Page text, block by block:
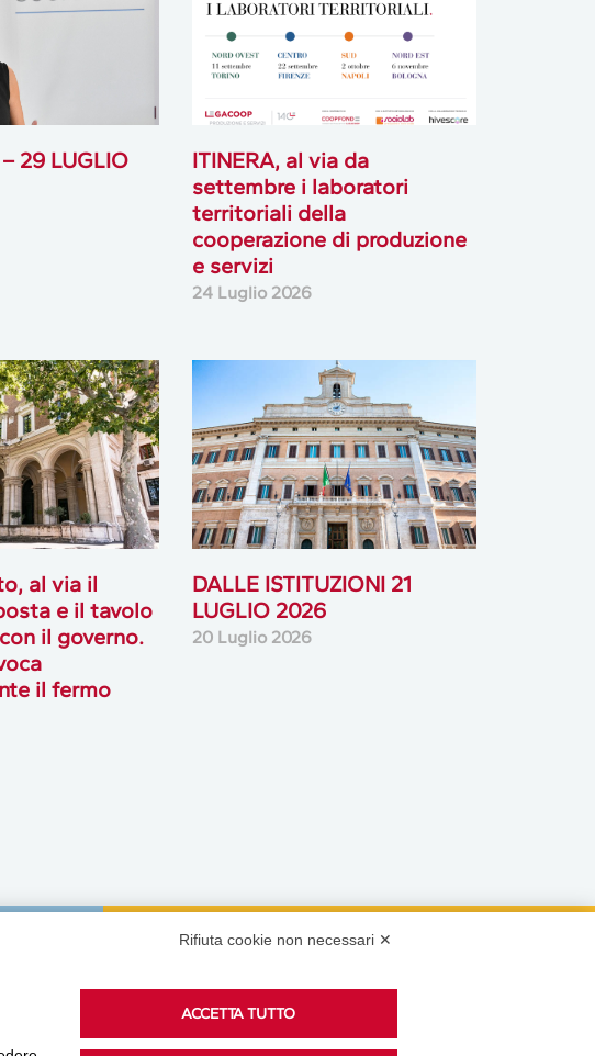
29 LUGLIO
ITINERA, al via da
settembre i laboratori
territoriali della
cooperazione di produzione
e servizi
24 Luglio 2026
al via il
e il tavolo
il governo.
il fermo
DALLE ISTITUZIONI 21
LUGLIO 2026
20 Luglio 2026
Podcast
Rifiuta cookie non necessari ✕
ACCETTA TUTTO